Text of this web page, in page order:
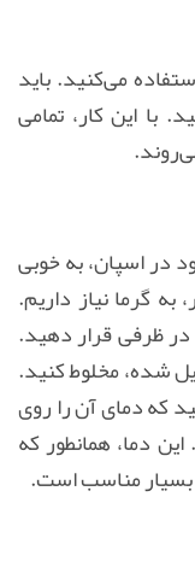
می‌کنید. باید
با این کار، تمامی
در اسپان، به خوبی
گرما نیاز داریم.
در ظرفی قرار دهید.
شده، مخلوط کنید.
که دمای آن را روی
دما، همانطور که
بسیار مناسب است.